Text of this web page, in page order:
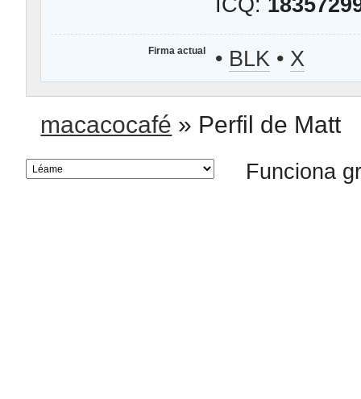
Firma actual • BLK • X
macacocafé » Perfil de Matt
Funciona